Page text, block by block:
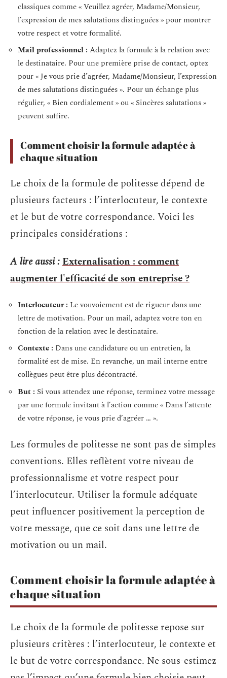
classiques comme « Veuillez agréer, Madame/Monsieur,
l’expression de mes salutations distinguées » pour montrer
votre respect et votre formalité.
Mail professionnel : Adaptez la formule à la relation avec
le destinataire. Pour une première prise de contact, optez
pour « Je vous prie d’agréer, Madame/Monsieur, l’expression
de mes salutations distinguées ». Pour un échange plus
régulier, « Bien cordialement » ou « Sincères salutations »
peuvent suffire.
Comment choisir la formule adaptée à
chaque situation
Le choix de la formule de politesse dépend de
plusieurs facteurs : l’interlocuteur, le contexte
et le but de votre correspondance. Voici les
principales considérations :
A lire aussi :Externalisation : comment
augmenter l'efficacité de son entreprise ?
Interlocuteur : Le vouvoiement est de rigueur dans une
lettre de motivation. Pour un mail, adaptez votre ton en
fonction de la relation avec le destinataire.
Contexte : Dans une candidature ou un entretien, la
formalité est de mise. En revanche, un mail interne entre
collègues peut être plus décontracté.
But : Si vous attendez une réponse, terminez votre message
par une formule invitant à l’action comme « Dans l’attente
de votre réponse, je vous prie d’agréer … ».
Les formules de politesse ne sont pas de simples
conventions. Elles reflètent votre niveau de
professionnalisme et votre respect pour
l’interlocuteur. Utiliser la formule adéquate
peut influencer positivement la perception de
votre message, que ce soit dans une lettre de
motivation ou un mail.
Comment choisir la formule adaptée à
chaque situation
Le choix de la formule de politesse repose sur
plusieurs critères : l’interlocuteur, le contexte et
le but de votre correspondance. Ne sous-estimez